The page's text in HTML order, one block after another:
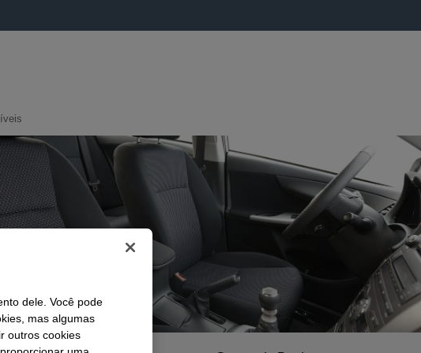
dele. Você pode
mas algumas
outros cookies